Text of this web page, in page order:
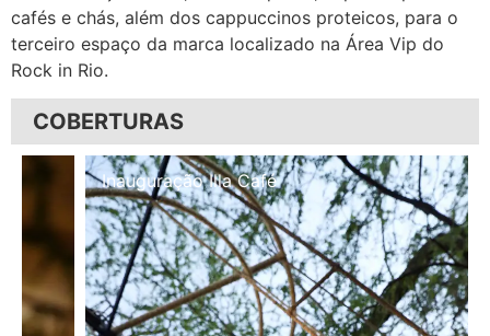
cafés e chás, além dos cappuccinos proteicos, para o
terceiro espaço da marca localizado na Área Vip do
Rock in Rio.
COBERTURAS
Inauguração Illa Café